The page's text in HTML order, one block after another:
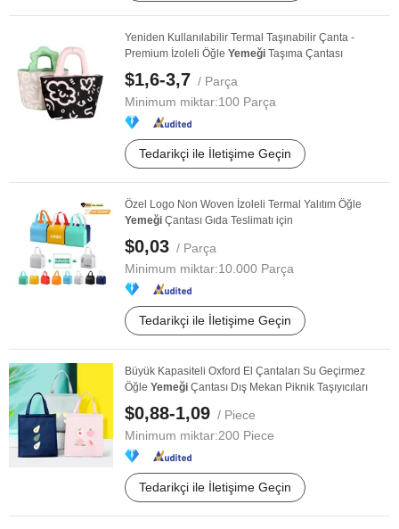
Yeniden Kullanılabilir Termal Taşınabilir Çanta -
Premium İzoleli Öğle Yemeği Taşıma Çantası
$1,6-3,7 / Parça
Minimum miktar:100 Parça
Tedarikçi ile İletişime Geçin
Özel Logo Non Woven İzoleli Termal Yalıtım Öğle
Yemeği Çantası Gıda Teslimatı için
$0,03 / Parça
Minimum miktar:10.000 Parça
Tedarikçi ile İletişime Geçin
Büyük Kapasiteli Oxford El Çantaları Su Geçirmez
Öğle Yemeği Çantası Dış Mekan Piknik Taşıyıcıları
$0,88-1,09 / Piece
Minimum miktar:200 Piece
Tedarikçi ile İletişime Geçin